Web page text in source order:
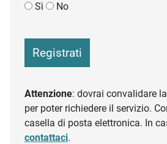
Sì
No
Registrati
Attenzione: dovrai convalidare
per poter richiedere il servizio.
casella di posta elettronica. In
contattaci.